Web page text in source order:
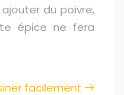
du poivre,
épice ne fera
facilement